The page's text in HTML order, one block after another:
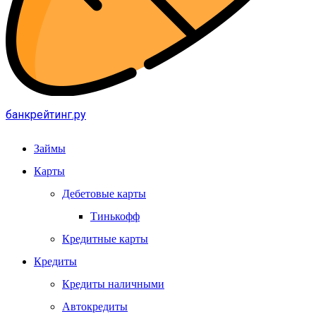
банкрейтинг.ру
Займы
Карты
Дебетовые карты
Тинькофф
Кредитные карты
Кредиты
Кредиты наличными
Автокредиты